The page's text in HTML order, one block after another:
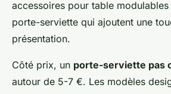
accessoires pour table
porte-serviette qui ajoutent une
présentation.
Côté prix, un porte-serviette pas
autour de 5-7 €. Les modèles